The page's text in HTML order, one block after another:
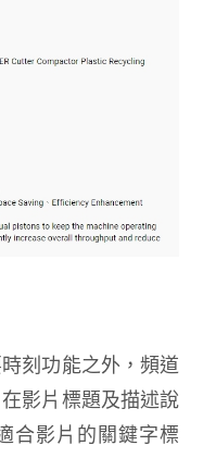
刻功能之外，頻道
影片標題及描述說
合影片的關鍵字標